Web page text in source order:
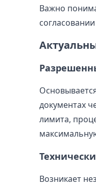
Важно
документах
лимита,
Возникает